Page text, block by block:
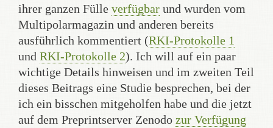
ihrer ganzen Fülle verfügbar und wurden vom
Multipolarmagazin und anderen bereits
ausführlich kommentiert (RKI-Protokolle 1
und RKI-Protokolle 2). Ich will auf ein paar
wichtige Details hinweisen und im zweiten Teil
dieses Beitrags eine Studie besprechen, bei der
ich ein bisschen mitgeholfen habe und die jetzt
auf dem Preprintserver Zenodo zur Verfügung